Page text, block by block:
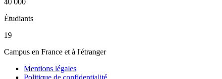
Étudiants
19
Campus en France et à l'étranger
Mentions légales
Politique de confidentialité